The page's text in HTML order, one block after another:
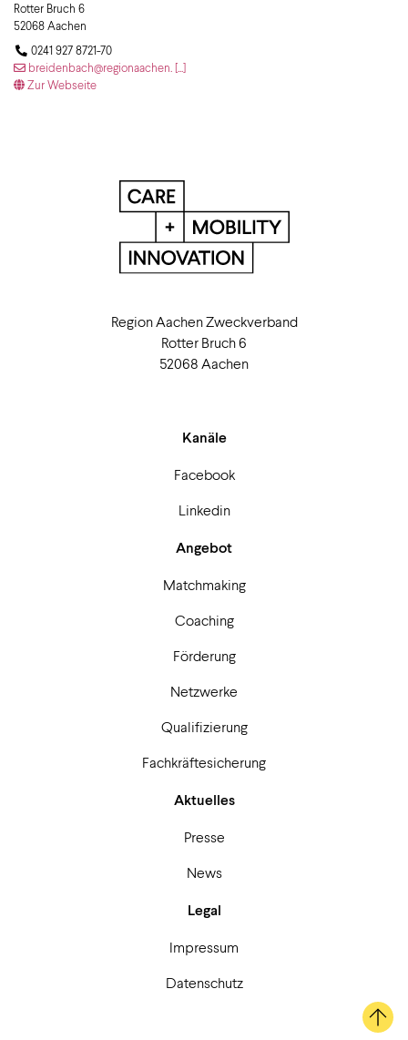
Rotter Bruch 6
52068Aachen
0241 927 8721-70
breidenbach@regionaachen. [...]
Zur Webseite
Region Aachen Zweckverband
Rotter Bruch 6
52068 Aachen
Kanäle
Facebook
Linkedin
Angebot
Matchmaking
Coaching
Förderung
Netzwerke
Qualifizierung
Fachkräftesicherung
Aktuelles
Presse
News
Legal
Impressum
Datenschutz